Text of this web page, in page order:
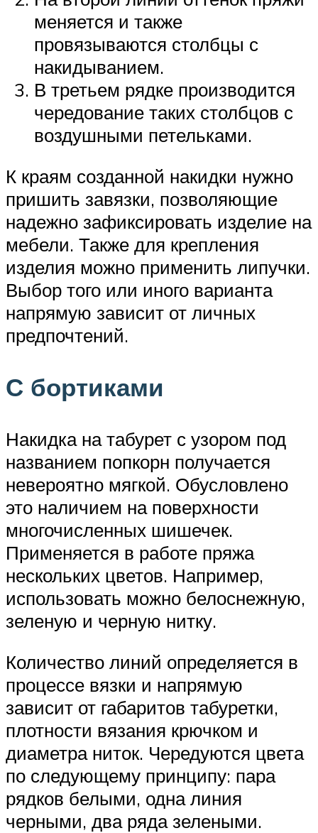
меняется и также
провязываются столбцы с
накидыванием.
В третьем рядке производится
чередование таких столбцов с
воздушными петельками.
К краям созданной накидки нужно
пришить завязки, позволяющие
надежно зафиксировать изделие на
мебели. Также для крепления
изделия можно применить липучки.
Выбор того или иного варианта
напрямую зависит от личных
предпочтений.
С бортиками
Накидка на табурет с узором под
названием попкорн получается
невероятно мягкой. Обусловлено
это наличием на поверхности
многочисленных шишечек.
Применяется в работе пряжа
нескольких цветов. Например,
использовать можно белоснежную,
зеленую и черную нитку.
Количество линий определяется в
процессе вязки и напрямую
зависит от габаритов табуретки,
плотности вязания крючком и
диаметра ниток. Чередуются цвета
по следующему принципу: пара
рядков белыми, одна линия
черными, два ряда зелеными.